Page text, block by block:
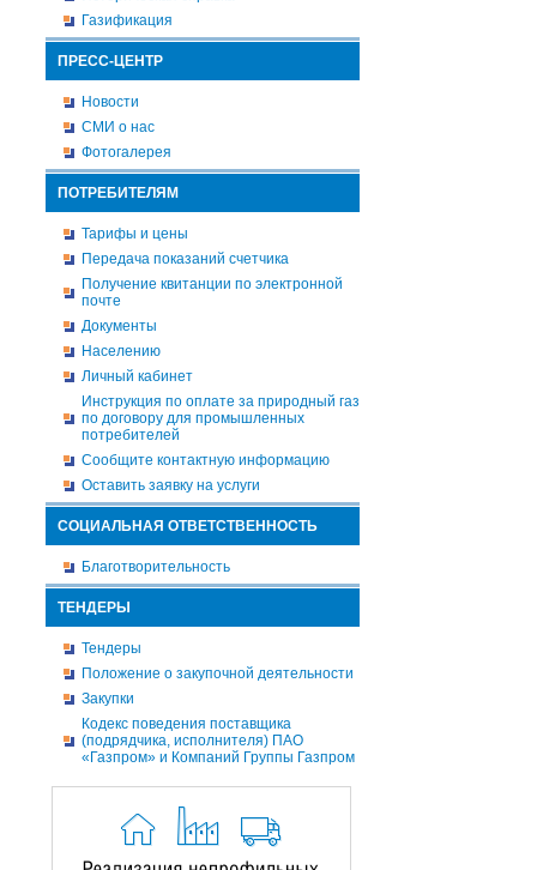
Газификация
ПРЕСС-ЦЕНТР
Новости
СМИ о нас
Фотогалерея
ПОТРЕБИТЕЛЯМ
Тарифы и цены
Передача показаний счетчика
Получение квитанции по электронной
почте
Документы
Населению
Личный кабинет
Инструкция по оплате за природный газ
по договору для промышленных
потребителей
Сообщите контактную информацию
Оставить заявку на услуги
СОЦИАЛЬНАЯ ОТВЕТСТВЕННОСТЬ
Благотворительность
ТЕНДЕРЫ
Тендеры
Положение о закупочной деятельности
Закупки
Кодекс поведения поставщика
(подрядчика, исполнителя) ПАО
«Газпром» и Компаний Группы Газпром